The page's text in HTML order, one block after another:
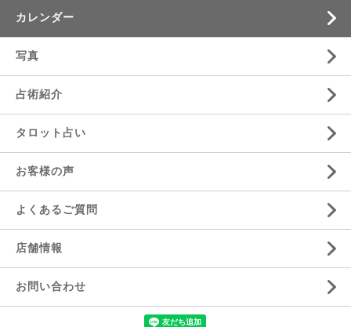
カレンダー
写真
占術紹介
タロット占い
お客様の声
よくあるご質問
店舗情報
お問い合わせ